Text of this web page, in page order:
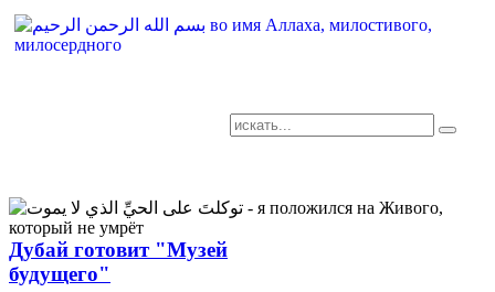
Дубай готовит "Музей
будущего"